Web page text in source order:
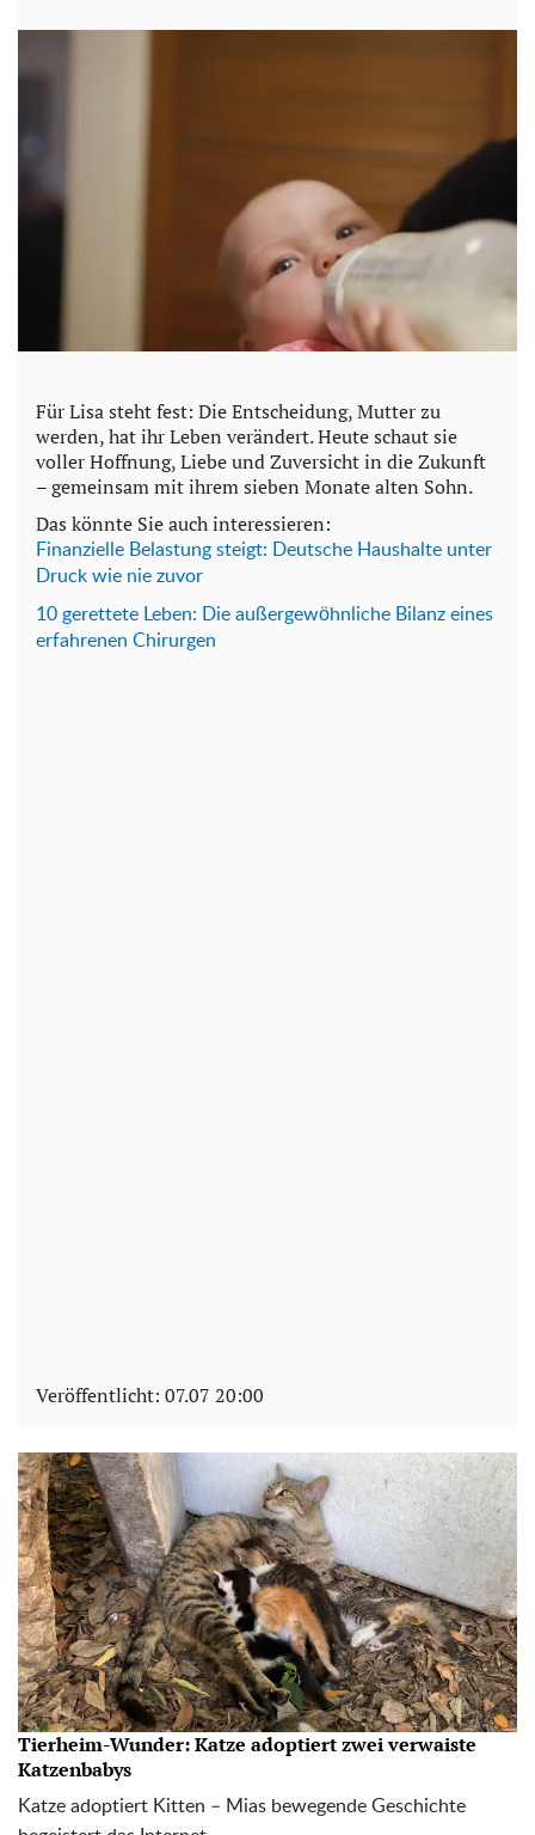
Für Lisa steht fest: Die Entscheidung, Mutter zu
werden, hat ihr Leben verändert. Heute schaut sie
voller Hoffnung, Liebe und Zuversicht in die Zukunft
– gemeinsam mit ihrem sieben Monate alten Sohn.
Das könnte Sie auch interessieren:
Finanzielle Belastung steigt: Deutsche Haushalte unter
Druck wie nie zuvor
10 gerettete Leben: Die außergewöhnliche Bilanz eines
erfahrenen Chirurgen
Veröffentlicht: 07.07 20:00
Tierheim-Wunder: Katze adoptiert zwei verwaiste
Katzenbabys
Katze adoptiert Kitten – Mias bewegende Geschichte